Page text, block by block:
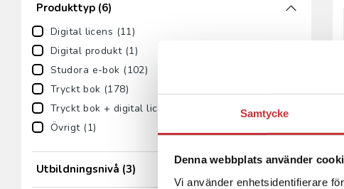
Samtycke
Denna webbplats använder
Vi använder enhetsidentifierare
Produkttyp (6)
Digital licens (11)
Digital produkt (1)
Studora e-bok (102)
Tryckt bok (178)
Tryckt bok + digital licens (8)
Övrigt (1)
Utbildningsnivå (3)